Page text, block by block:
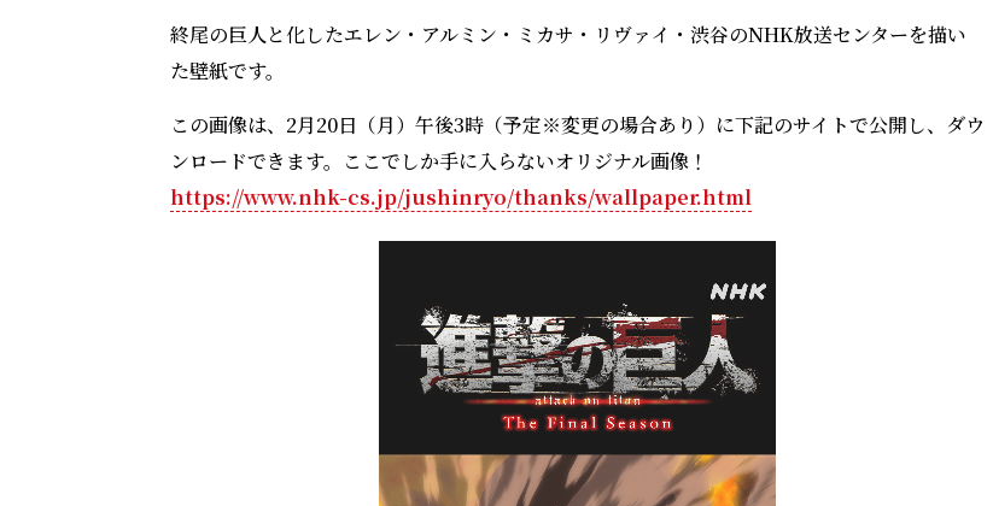
終尾の巨人と化したエレン・アルミン・ミカサ・リヴァイ・渋谷のNHK放送センターを描い
た壁紙です。
この画像は、2月20日（月）午後3時（予定※変更の場合あり）に下記のサイトで公開し、ダウ
ンロードできます。ここでしか手に入らないオリジナル画像！
https://www.nhk-cs.jp/jushinryo/thanks/wallpaper.html